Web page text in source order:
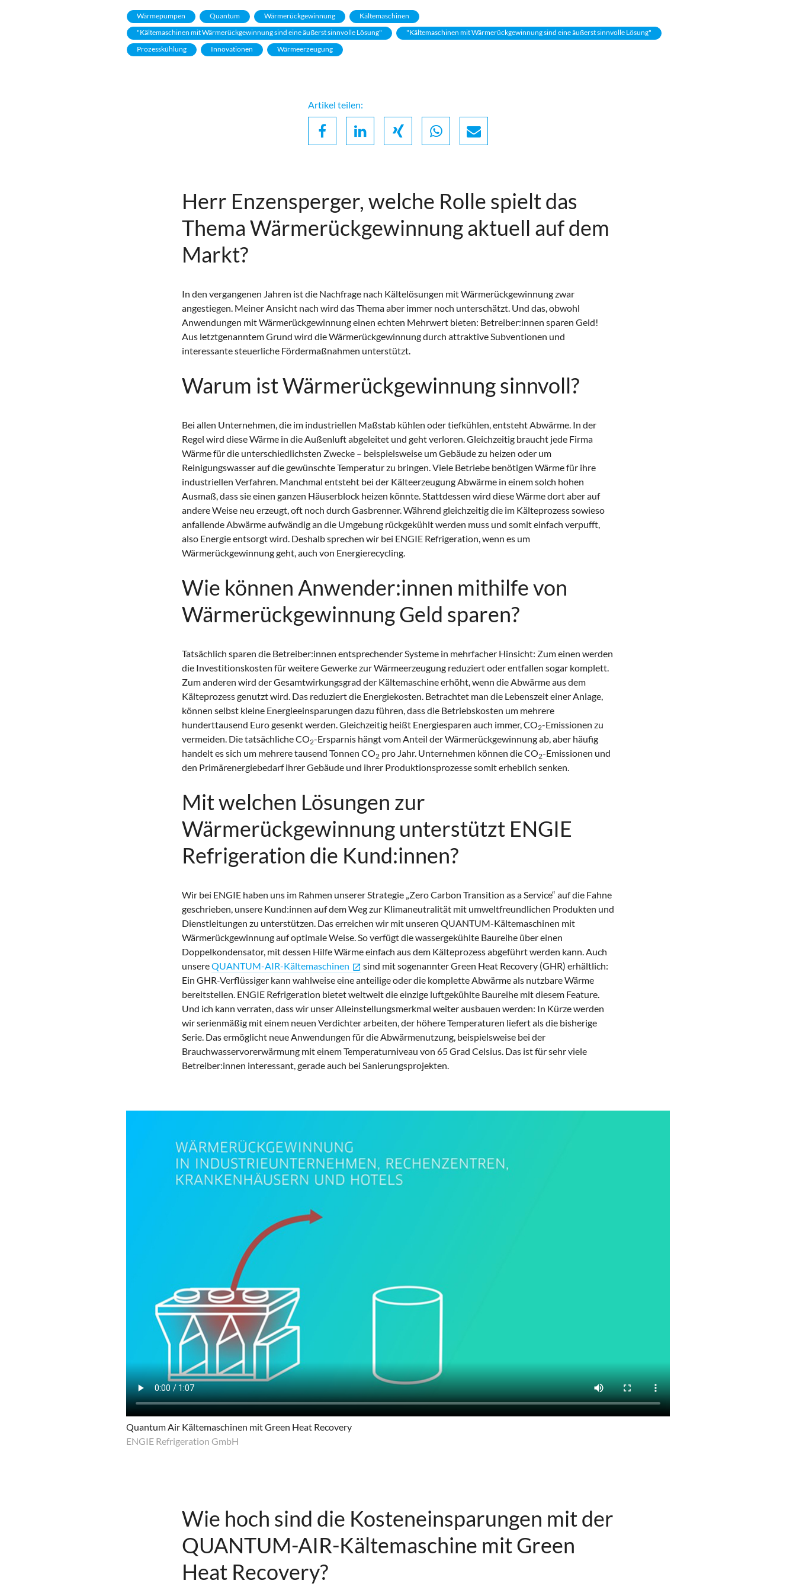
Wärmepumpen Quantum Wärmerückgewinnung
Kältemaschinen
"Kältemaschinen mit Wärmerückgewinnung sind eine äußerst sinnvolle Lösung"
"Kältemaschinen mit Wärmerückgewinnung sind eine äußerst sinnvolle Lösung"
Prozesskühlung
Innovationen Wärmeerzeugung
Artikel teilen:
Facebook
LinkedIn Xing Whatsapp Email
Herr Enzensperger, welche Rolle spielt das
Thema Wärmerückgewinnung aktuell auf dem
Markt?
In den vergangenen Jahren ist die Nachfrage nach Kältelösungen mit Wärmerückgewinnung zwar
angestiegen. Meiner Ansicht nach wird das Thema aber immer noch unterschätzt. Und das, obwohl
Anwendungen mit Wärmerückgewinnung einen echten Mehrwert bieten: Betreiber:innen sparen Geld!
Aus letztgenanntem Grund wird die Wärmerückgewinnung durch attraktive Subventionen und
interessante steuerliche Fördermaßnahmen unterstützt.
Warum ist Wärmerückgewinnung sinnvoll?
Bei allen Unternehmen, die im industriellen Maßstab kühlen oder tiefkühlen, entsteht Abwärme. In der
Regel wird diese Wärme in die Außenluft abgeleitet und geht verloren. Gleichzeitig braucht jede Firma
Wärme für die unterschiedlichsten Zwecke – beispielsweise um Gebäude zu heizen oder um
Reinigungswasser auf die gewünschte Temperatur zu bringen. Viele Betriebe benötigen Wärme für ihre
industriellen Verfahren. Manchmal entsteht bei der Kälteerzeugung Abwärme in einem solch hohen
Ausmaß, dass sie einen ganzen Häuserblock heizen könnte. Stattdessen wird diese Wärme dort aber auf
andere Weise neu erzeugt, oft noch durch Gasbrenner. Während gleichzeitig die im Kälteprozess sowieso
anfallende Abwärme aufwändig an die Umgebung rückgekühlt werden muss und somit einfach verpufft,
also Energie entsorgt wird. Deshalb sprechen wir bei ENGIE Refrigeration, wenn es um
Wärmerückgewinnung geht, auch von Energierecycling.
Wie können Anwender:innen mithilfe von
Wärmerückgewinnung Geld sparen?
Tatsächlich sparen die Betreiber:innen entsprechender Systeme in mehrfacher Hinsicht: Zum einen werden
die Investitionskosten für weitere Gewerke zur Wärmeerzeugung reduziert oder entfallen sogar komplett.
Zum anderen wird der Gesamtwirkungsgrad der Kältemaschine erhöht, wenn die Abwärme aus dem
Kälteprozess genutzt wird. Das reduziert die Energiekosten. Betrachtet man die Lebenszeit einer Anlage,
können selbst kleine Energieeinsparungen dazu führen, dass die Betriebskosten um mehrere
hunderttausend Euro gesenkt werden. Gleichzeitig heißt Energiesparen auch immer, CO2-Emissionen zu
vermeiden. Die tatsächliche CO2-Ersparnis hängt vom Anteil der Wärmerückgewinnung ab, aber häufig
handelt es sich um mehrere tausend Tonnen CO2 pro Jahr. Unternehmen können die CO2-Emissionen und
den Primärenergiebedarf ihrer Gebäude und ihrer Produktionsprozesse somit erheblich senken.
Mit welchen Lösungen zur
Wärmerückgewinnung unterstützt ENGIE
Refrigeration die Kund:innen?
Wir bei ENGIE haben uns im Rahmen unserer Strategie „Zero Carbon Transition as a Service“ auf die Fahne
geschrieben, unsere Kund:innen auf dem Weg zur Klimaneutralität mit umweltfreundlichen Produkten und
Dienstleitungen zu unterstützen. Das erreichen wir mit unseren QUANTUM-Kältemaschinen mit
Wärmerückgewinnung auf optimale Weise. So verfügt die wassergekühlte Baureihe über einen
Doppelkondensator, mit dessen Hilfe Wärme einfach aus dem Kälteprozess abgeführt werden kann. Auch
unsereQUANTUM-AIR-Kältemaschinen open_in_new sind mit sogenannter Green Heat Recovery (GHR) erhältlich:
Ein GHR-Verflüssiger kann wahlweise eine anteilige oder die komplette Abwärme als nutzbare Wärme
bereitstellen. ENGIE Refrigeration bietet weltweit die einzige luftgekühlte Baureihe mit diesem Feature.
Und ich kann verraten, dass wir unser Alleinstellungsmerkmal weiter ausbauen werden: In Kürze werden
wir serienmäßig mit einem neuen Verdichter arbeiten, der höhere Temperaturen liefert als die bisherige
Serie. Das ermöglicht neue Anwendungen für die Abwärmenutzung, beispielsweise bei der
Brauchwasservorerwärmung mit einem Temperaturniveau von 65 Grad Celsius. Das ist für sehr viele
Betreiber:innen interessant, gerade auch bei Sanierungsprojekten.
Quantum Air Kältemaschinen mit Green Heat Recovery
ENGIE Refrigeration GmbH
Wie hoch sind die Kosteneinsparungen mit der
QUANTUM-AIR-Kältemaschine mit Green
Heat Recovery?